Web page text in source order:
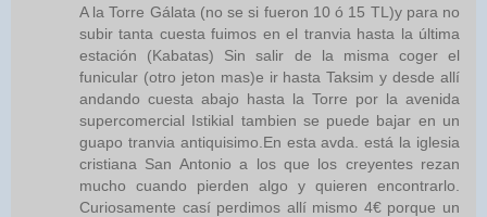
A la Torre Gálata (no se si fueron 10 ó 15 TL)y para no
subir tanta cuesta fuimos en el tranvia hasta la última
estación (Kabatas) Sin salir de la misma coger el
funicular (otro jeton mas)e ir hasta Taksim y desde allí
andando cuesta abajo hasta la Torre por la avenida
supercomercial Istikial tambien se puede bajar en un
guapo tranvia antiquisimo.En esta avda. está la iglesia
cristiana San Antonio a los que los creyentes rezan
mucho cuando pierden algo y quieren encontrarlo.
Curiosamente casí perdimos allí mismo 4€ porque un